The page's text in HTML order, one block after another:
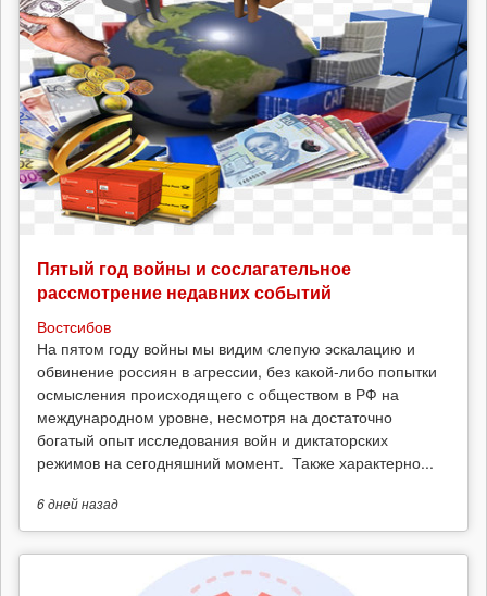
Пятый год войны и сослагательное
рассмотрение недавних событий
Востсибов
На пятом году войны мы видим слепую эскалацию и
обвинение россиян в агрессии, без какой-либо попытки
осмысления происходящего с обществом в РФ на
международном уровне, несмотря на достаточно
богатый опыт исследования войн и диктаторских
режимов на сегодняшний момент. Также характерно...
6 днейназад